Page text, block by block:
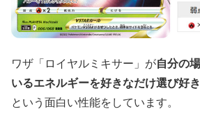
ワザ「ロイヤルミキサー」が自分の
いるエネルギーを好きなだけ選び好
という面白い性能をしています。